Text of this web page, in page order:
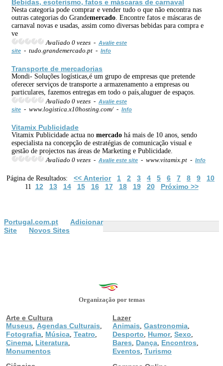
Bebidas, esoterismo, fatos e máscaras de carnaval
Nesta categoria pode comprar e vender tudo o que não encontra nas
outras categorias do Grandemercado . Encontre fatos e máscaras de
carnaval novas e usadas, assim como diversas bebidas para compra e
ve
Avaliado 0 vezes - Avalie este
site - tudo.grandemercado.pt - Info
Transporte de mercadorias
Mondi- Soluções logísticas,é um grupo de empresas que pretende
oferecer serviços de transporte a armazenamento a empresas ou
particulares, fazemos entregas em todo o país,aluguer de espaços.
Avaliado 0 vezes - Avalie este
site - www.logistica.x10hosting.com/ - Info
Vitamix Publicidade
Vitamix Publicidade actua no mercado há mais de 10 anos, sendo
especialista na concepção de estratégias de comunicação visual e
gestão de projectos nas áreas de Marketing e Publicidade.
Avaliado 0 vezes - Avalie este site - www.vitamix.pt - Info
Página de Resultados: << Anterior 1 2 3 4 5 6 7 8 9 10
11 12 13 14 15 16 17 18 19 20 Próximo >>
Portugal.com.pt
Adicionar
Site
Novos Sites
Organização por temas
Arte e Cultura
Museus
Agendas Culturais
Fotografia Música Teatro
Cinema Literatura
Monumentos
Lazer
Animais Gastronomia
Desporto Humor, Sexo
Bares Dança Encontros
Eventos Turismo